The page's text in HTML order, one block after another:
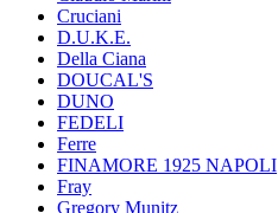
Cruciani
D.U.K.E.
Della Ciana
DOUCAL'S
DUNO
FEDELI
Ferre
FINAMORE 1925 NAPOLI
Fray
Gregory Munitz